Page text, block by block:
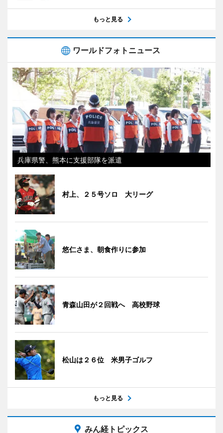
もっと見る
ワールドフォトニュース
兵庫県警、熊本に支援部隊を派遣
村上、２５号ソロ 大リーグ
悠仁さま、朝食作りに参加
青森山田が２回戦へ 高校野球
松山は２６位 米男子ゴルフ
もっと見る
みん経トピックス